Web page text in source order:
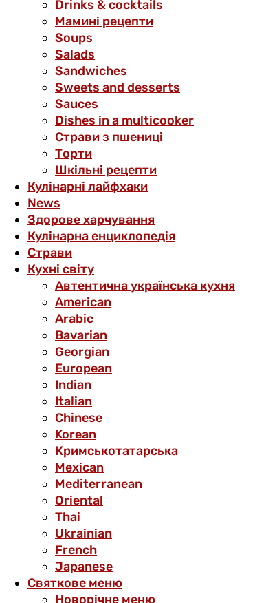
Drinks & cocktails
Мамині рецепти
Soups
Salads
Sandwiches
Sweets and desserts
Sauces
Dishes in a multicooker
Страви з пшениці
Торти
Шкільні рецепти
Кулінарні лайфхаки
News
Здорове харчування
Кулінарна енциклопедія
Страви
Кухні світу
Автентична українська кухня
American
Arabic
Bavarian
Georgian
European
Indian
Italian
Chinese
Korean
Кримськотатарська
Mexican
Mediterranean
Oriental
Thai
Ukrainian
French
Japanese
Святкове меню
Новорічне меню